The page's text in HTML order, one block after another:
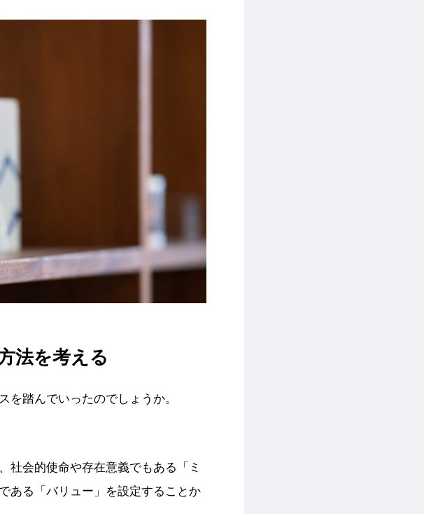
法を考える
を踏んでいったのでしょうか。
社会的使命や存在意義でもある「ミ
ある「バリュー」を設定することか